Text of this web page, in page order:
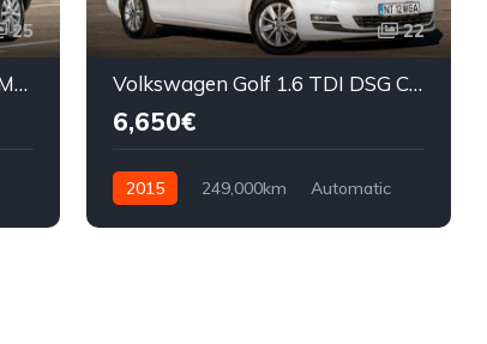
25
Renault Kadjar 1.5 DCI AUTOMAT
22
Volkswagen Golf 1.6 TDI DSG CUP
6,650€
2015 249,000km
Automatic